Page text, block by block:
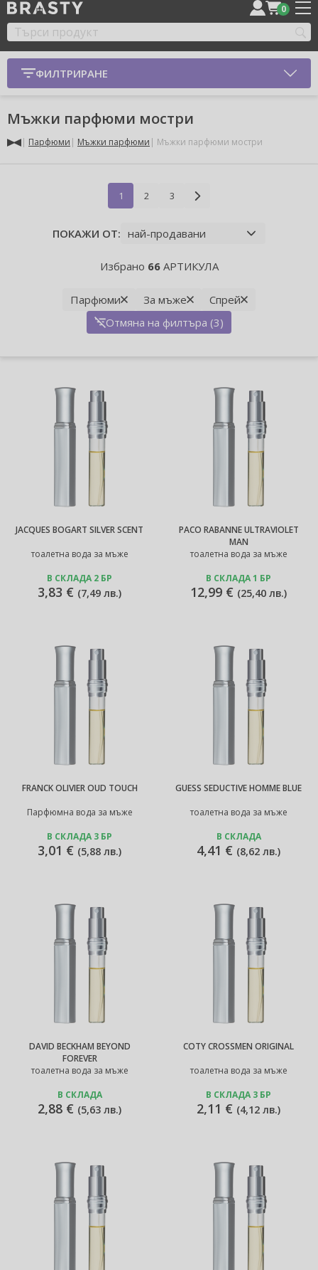
0
ФИЛТРИРАНЕ
Мъжки парфюми мостри
Парфюми Мъжки парфюми Мъжки парфюми мостри
1 2 3
ПОКАЖИ ОТ:
Избрано 66АРТИКУЛА
Парфюми За мъже
Спрей
Отмяна на филтъра (3)
JACQUES BOGART SILVER SCENT
тоалетна вода за мъже
В СКЛАДА 2 БР
3,83 € (7,49 лв.)
PACO RABANNE ULTRAVIOLET
MAN
тоалетна вода за мъже
В СКЛАДА 1 БР
12,99 € (25,40 лв.)
FRANCK OLIVIER OUD TOUCH
Парфюмна вода за мъже
В СКЛАДА 3 БР
3,01 € (5,88 лв.)
GUESS SEDUCTIVE HOMME BLUE
тоалетна вода за мъже
В СКЛАДА
4,41 € (8,62 лв.)
DAVID BECKHAM BEYOND
FOREVER
тоалетна вода за мъже
В СКЛАДА
2,88 € (5,63 лв.)
COTY CROSSMEN ORIGINAL
тоалетна вода за мъже
В СКЛАДА 3 БР
2,11 € (4,12 лв.)